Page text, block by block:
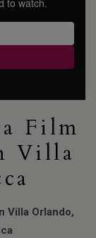
Film
Villa
Villa Orlando,